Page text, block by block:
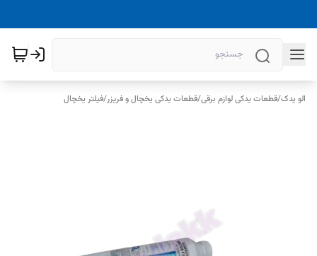
الو یدک/قطعات یدکی لوازم برقی/قطعات یدکی یخچال و فریزر/فیلتر یخچال